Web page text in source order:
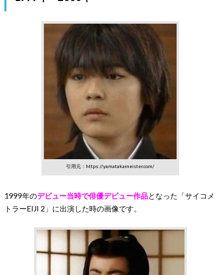
引用元：https://yamatakameister.com/
1999年のデビュー当時で俳優デビュー作品となった「サイコメ
トラーEIJI 2」に出演した時の画像です。